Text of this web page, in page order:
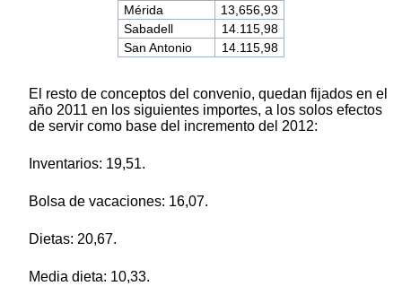
Mérida
13,656,93
Sabadell
14.115,98
San Antonio
14.115,98
El resto de conceptos del convenio, quedan fijados en el
año 2011 en los siguientes importes, a los solos efectos
de servir como base del incremento del 2012:
Inventarios: 19,51.
Bolsa de vacaciones: 16,07.
Dietas: 20,67.
Media dieta: 10,33.